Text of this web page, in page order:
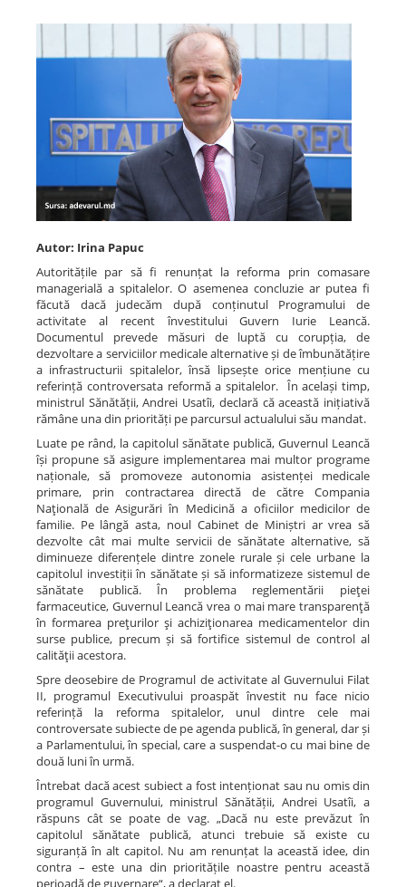
Centrul PAS
SanoTeca
Autor: Irina Papuc
Autoritățile par să fi renunțat la reforma prin comasare
managerială a spitalelor. O asemenea concluzie ar putea fi
făcută dacă judecăm după conținutul Programului de
activitate al recent învestitului Guvern Iurie Leancă.
Documentul prevede măsuri de luptă cu corupția, de
dezvoltare a serviciilor medicale alternative și de îmbunătățire
a infrastructurii spitalelor, însă lipsește orice mențiune cu
referință controversata reformă a spitalelor. În același timp,
ministrul Sănătății, Andrei Usatîi, declară că această inițiativă
rămâne una din priorități pe parcursul actualului său mandat.
Luate pe rând, la capitolul sănătate publică, Guvernul Leancă
își propune să asigure implementarea mai multor programe
naționale, să promoveze autonomia asistenței medicale
primare, prin contractarea directă de către Compania
Naţională de Asigurări în Medicină a oficiilor medicilor de
familie. Pe lângă asta, noul Cabinet de Miniștri ar vrea să
dezvolte cât mai multe servicii de sănătate alternative, să
diminueze diferențele dintre zonele rurale și cele urbane la
capitolul investiții în sănătate și să informatizeze sistemul de
sănătate publică. În problema reglementării pieţei
farmaceutice, Guvernul Leancă vrea o mai mare transparenţă
în formarea preţurilor şi achiziţionarea medicamentelor din
surse publice, precum și să fortifice sistemul de control al
calităţii acestora.
Spre deosebire de Programul de activitate al Guvernului Filat
II, programul Executivului proaspăt învestit nu face nicio
referință la reforma spitalelor, unul dintre cele mai
controversate subiecte de pe agenda publică, în general, dar și
a Parlamentului, în special, care a suspendat-o cu mai bine de
două luni în urmă.
Întrebat dacă acest subiect a fost intenționat sau nu omis din
programul Guvernului, ministrul Sănătății, Andrei Usatîi, a
răspuns cât se poate de vag. „Dacă nu este prevăzut în
capitolul sănătate publică, atunci trebuie să existe cu
siguranță în alt capitol. Nu am renunțat la această idee, din
contra – este una din prioritățile noastre pentru această
perioadă de guvernare“, a declarat el.